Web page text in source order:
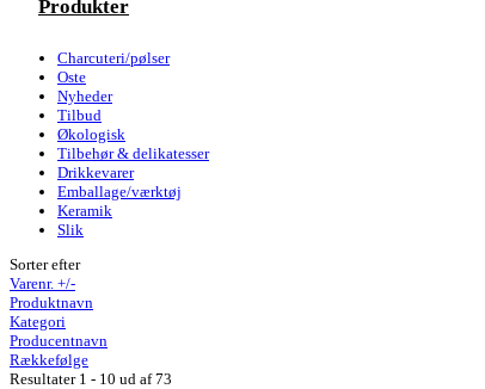
Produkter
Charcuteri/pølser
Oste
Nyheder
Tilbud
Økologisk
Tilbehør & delikatesser
Drikkevarer
Emballage/værktøj
Keramik
Slik
Sorter efter
Varenr. +/-
Produktnavn
Kategori
Producentnavn
Rækkefølge
Resultater 1 - 10 ud af 73